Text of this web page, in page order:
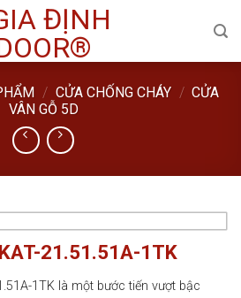
/ CỬA CHỐNG CHÁY / CỬA
VÂN GỖ 5D
21.51.51A-1TK
1TK là một bước tiến vượt bậc